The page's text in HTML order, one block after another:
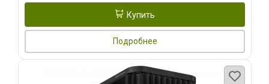
Купить
Подробнее